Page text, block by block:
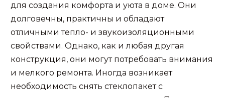
для создания комфорта и уюта в доме. Они
долговечны, практичны и обладают
отличными тепло- и звукоизоляционными
свойствами. Однако, как и любая другая
конструкция, они могут потребовать внимания
и мелкого ремонта. Иногда возникает
необходимость снять стеклопакет с